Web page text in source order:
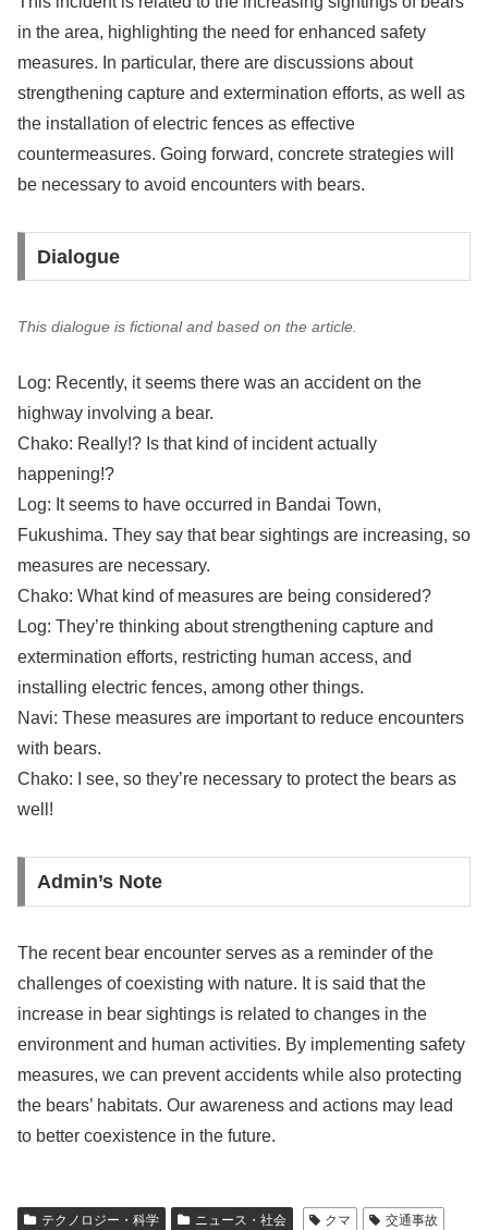
in the area, highlighting the need for enhanced safety
measures. In particular, there are discussions about
strengthening capture and extermination efforts, as well as
the installation of electric fences as effective
countermeasures. Going forward, concrete strategies will
be necessary to avoid encounters with bears.
Dialogue
This dialogue is fictional and based on the article.
Log: Recently, it seems there was an accident on the
highway involving a bear.
Chako: Really!? Is that kind of incident actually
happening!?
Log: It seems to have occurred in Bandai Town,
Fukushima. They say that bear sightings are increasing, so
measures are necessary.
Chako: What kind of measures are being considered?
Log: They’re thinking about strengthening capture and
extermination efforts, restricting human access, and
installing electric fences, among other things.
Navi: These measures are important to reduce encounters
with bears.
Chako: I see, so they’re necessary to protect the bears as
well!
Admin’s Note
The recent bear encounter serves as a reminder of the
challenges of coexisting with nature. It is said that the
increase in bear sightings is related to changes in the
environment and human activities. By implementing safety
measures, we can prevent accidents while also protecting
the bears’ habitats. Our awareness and actions may lead
to better coexistence in the future.
テクノロジー・科学 ニュース・社会 クマ
交通事故